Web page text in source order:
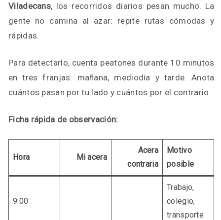
Viladecans, los recorridos diarios pesan mucho. La
gente no camina al azar: repite rutas cómodas y
rápidas.
Para detectarlo, cuenta peatones durante 10 minutos
en tres franjas: mañana, mediodía y tarde. Anota
cuántos pasan por tu lado y cuántos por el contrario.
Ficha rápida de observación:
Hora Mi acera
Acera
contraria
Motivo
posible
9:00
Trabajo,
colegio,
transporte